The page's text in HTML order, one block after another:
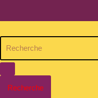
au
contenu
Recherche